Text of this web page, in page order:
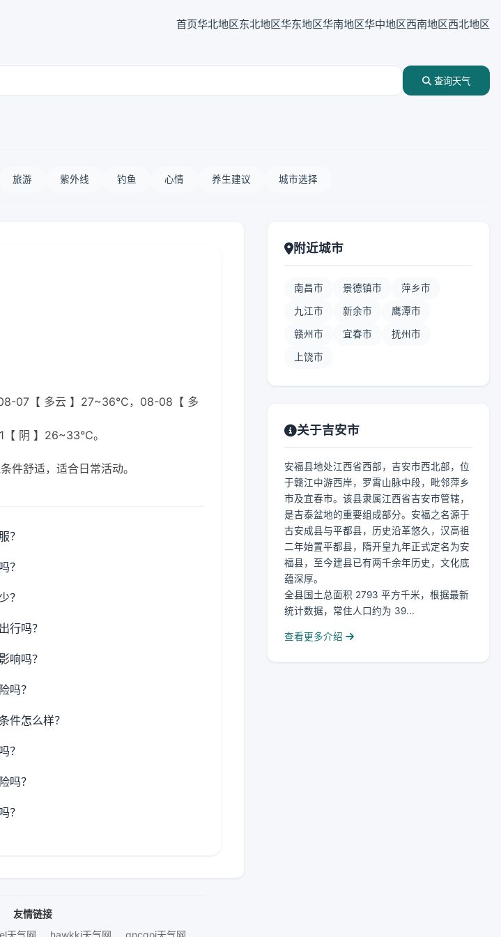
首页华北地区东北地区华东地区华南地区华中地区西南地区西北地区
查询天气
旅游 紫外线 钓鱼 心情 养生建议 城市选择
07【 多云 】27~36℃，08-08【 多
阴 】26~33℃。
件舒适，适合日常活动。
？
？
？
行吗？
响吗？
吗？
件怎么样？
？
吗？
？
附近城市
南昌市 景德镇市 萍乡市
九江市 新余市 鹰潭市
赣州市 宜春市 抚州市
上饶市
关于吉安市
安福县地处江西省西部，吉安市西北部，位
于赣江中游西岸，罗霄山脉中段，毗邻萍乡
市及宜春市。该县隶属江西省吉安市管辖，
是吉泰盆地的重要组成部分。安福之名源于
古安成县与平都县，历史沿革悠久，汉高祖
二年始置平都县，隋开皇九年正式定名为安
福县，至今建县已有两千余年历史，文化底
蕴深厚。
全县国土总面积 2793 平方千米，根据最新
统计数据，常住人口约为 39...
查看更多介绍
友情链接
天气网 hawkki天气网 gncgoi天气网